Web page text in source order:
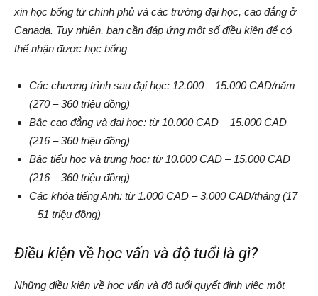
xin học bổng từ chính phủ và các trường đại học, cao đẳng ở
Canada. Tuy nhiên, bạn cần đáp ứng một số điều kiện để có
thể nhận được học bổng
Các chương trình sau đại học: 12.000 – 15.000 CAD/năm
(270 – 360 triệu đồng)
Bậc cao đẳng và đại học: từ 10.000 CAD – 15.000 CAD
(216 – 360 triệu đồng)
Bậc tiểu học và trung học: từ 10.000 CAD – 15.000 CAD
(216 – 360 triệu đồng)
Các khóa tiếng Anh: từ 1.000 CAD – 3.000 CAD/tháng (17
– 51 triệu đồng)
Điều kiện về học vấn và độ tuổi là gì?
Những điều kiện về học vấn và độ tuổi quyết định việc một